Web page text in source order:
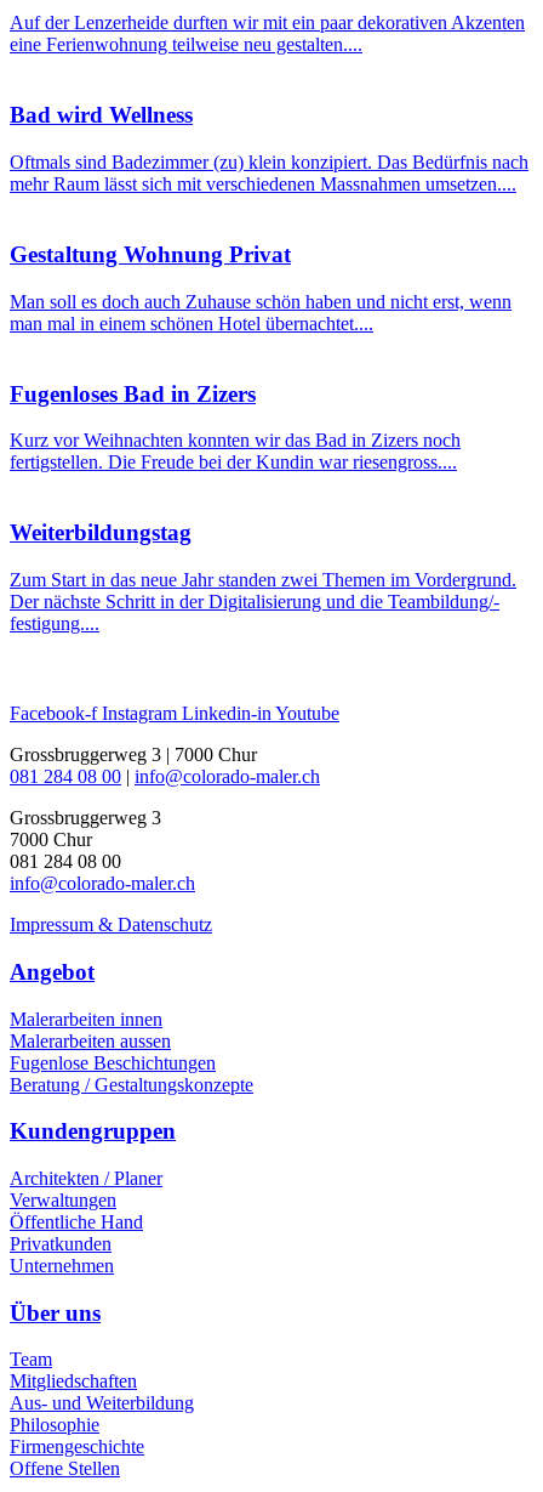
Auf der Lenzerheide durften wir mit ein paar dekorativen Akzenten
eine Ferienwohnung teilweise neu gestalten....
Bad wird Wellness
Oftmals sind Badezimmer (zu) klein konzipiert. Das Bedürfnis nach
mehr Raum lässt sich mit verschiedenen Massnahmen umsetzen....
Gestaltung Wohnung Privat
Man soll es doch auch Zuhause schön haben und nicht erst, wenn
man mal in einem schönen Hotel übernachtet....
Fugenloses Bad in Zizers
Kurz vor Weihnachten konnten wir das Bad in Zizers noch
fertigstellen. Die Freude bei der Kundin war riesengross....
Weiterbildungstag
Zum Start in das neue Jahr standen zwei Themen im Vordergrund.
Der nächste Schritt in der Digitalisierung und die Teambildung/-
festigung....
Facebook-f Instagram Linkedin-in Youtube
Grossbruggerweg 3 | 7000 Chur
081 284 08 00 | info@colorado-maler.ch
Grossbruggerweg 3
7000 Chur
081 284 08 00
info@colorado-maler.ch
Impressum & Datenschutz
Angebot
Malerarbeiten innen
Malerarbeiten aussen
Fugenlose Beschichtungen
Beratung / Gestaltungskonzepte
Kundengruppen
Architekten / Planer
Verwaltungen
Öffentliche Hand
Privatkunden
Unternehmen
Über uns
Team
Mitgliedschaften
Aus- und Weiterbildung
Philosophie
Firmengeschichte
Offene Stellen